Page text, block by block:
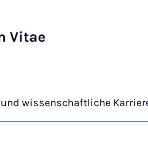
Vitae
wissenschaftliche